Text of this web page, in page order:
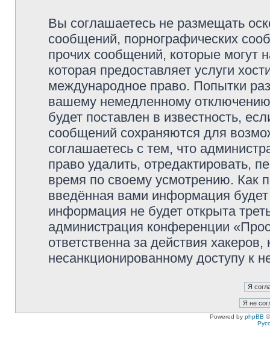
Вы соглашаетесь не размещать
сообщений, порнографических
прочих сообщений, которые могут
которая предоставляет услуги
международное право. Попытки
вашему немедленному
будет поставлен в известность,
сообщений сохраняются для
соглашаетесь с тем, что
право удалить, отредактировать,
время по своему усмотрению. Как
введённая вами информация
информация не будет открыта
администрация конференции
ответственна за действия
несанкционированному доступу к
Powered by phpBB